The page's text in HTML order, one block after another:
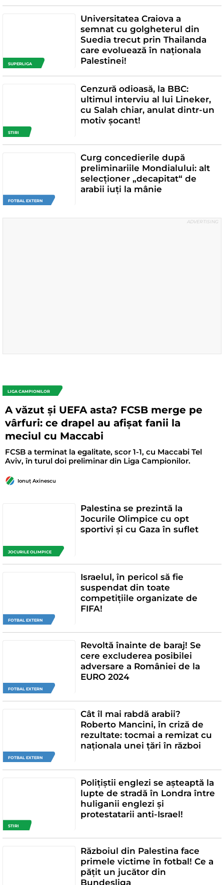
SUPERLIGA
Universitatea Craiova a
semnat cu golgheterul din
Suedia trecut prin Thailanda
care evoluează în naționala
Palestinei!
STIRI
Cenzură odioasă, la BBC:
ultimul interviu al lui Lineker,
cu Salah chiar, anulat dintr-un
motiv șocant!
FOTBAL EXTERN
Curg concedierile după
preliminariile Mondialului: alt
selecționer „decapitat“ de
arabii iuți la mânie
LIGA CAMPIONILOR
A văzut și UEFA asta? FCSB merge pe
vârfuri: ce drapel au afișat fanii la
meciul cu Maccabi
FCSB a terminat la egalitate, scor 1-1, cu Maccabi Tel
Aviv, în turul doi preliminar din Liga Campionilor.
Ionuț Axinescu
JOCURILE OLIMPICE
Palestina se prezintă la
Jocurile Olimpice cu opt
sportivi şi cu Gaza în suflet
FOTBAL EXTERN
Israelul, în pericol să fie
suspendat din toate
competițiile organizate de
FIFA!
FOTBAL EXTERN
Revoltă înainte de baraj! Se
cere excluderea posibilei
adversare a României de la
EURO 2024
FOTBAL EXTERN
Cât îl mai rabdă arabii?
Roberto Mancini, în criză de
rezultate: tocmai a remizat cu
naționala unei țări în război
STIRI
Polițiștii englezi se așteaptă la
lupte de stradă în Londra între
huliganii englezi și
protestatarii anti-Israel!
Războiul din Palestina face
primele victime în fotbal! Ce a
pățit un jucător din
Bundesliga